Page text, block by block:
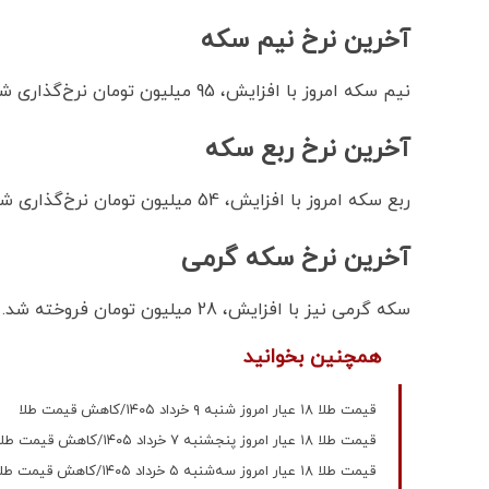
آخرین نرخ نیم سکه
نیم سکه امروز با افزایش، 95 میلیون تومان نرخ‌گذاری شد.
آخرین نرخ ربع سکه
ربع سکه امروز با افزایش، 54 میلیون تومان نرخ‌گذاری شد.
آخرین نرخ سکه گرمی
سکه گرمی نیز با افزایش، 28 میلیون تومان فروخته شد.
همچنین بخوانید
قیمت طلا ۱۸ عیار امروز شنبه ۹ خرداد ۱۴۰۵/کاهش قیمت طلا
قیمت طلا ۱۸ عیار امروز پنجشنبه ۷ خرداد ۱۴۰۵/کاهش قیمت طلا
قیمت طلا ۱۸ عیار امروز سه‌شنبه ۵ خرداد ۱۴۰۵/کاهش قیمت طلا